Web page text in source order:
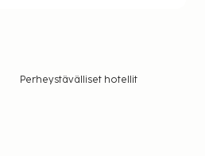
Perheystävälliset hotellit